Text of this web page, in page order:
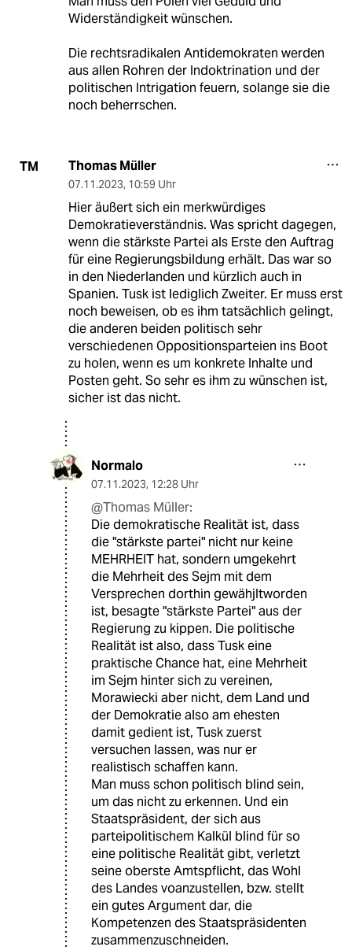
Widerständigkeit wünschen.
Die rechtsradikalen Antidemokraten werden
aus allen Rohren der Indoktrination und der
politischen Intrigation feuern, solange sie die
noch beherrschen.
TM Thomas Müller
07.11.2023, 10:59 Uhr
Hier äußert sich ein merkwürdiges
Demokratieverständnis. Was spricht dagegen,
wenn die stärkste Partei als Erste den Auftrag
für eine Regierungsbildung erhält. Das war so
in den Niederlanden und kürzlich auch in
Spanien. Tusk ist lediglich Zweiter. Er muss erst
noch beweisen, ob es ihm tatsächlich gelingt,
die anderen beiden politisch sehr
verschiedenen Oppositionsparteien ins Boot
zu holen, wenn es um konkrete Inhalte und
Posten geht. So sehr es ihm zu wünschen ist,
sicher ist das nicht.
Normalo
07.11.2023, 12:28 Uhr
@Thomas Müller:
Die demokratische Realität ist, dass
die "stärkste partei" nicht nur keine
MEHRHEIT hat, sondern umgekehrt
die Mehrheit des Sejm mit dem
Versprechen dorthin gewähjltworden
ist, besagte "stärkste Partei" aus der
Regierung zu kippen. Die politische
Realität ist also, dass Tusk eine
praktische Chance hat, eine Mehrheit
im Sejm hinter sich zu vereinen,
Morawiecki aber nicht, dem Land und
der Demokratie also am ehesten
damit gedient ist, Tusk zuerst
versuchen lassen, was nur er
realistisch schaffen kann.
Man muss schon politisch blind sein,
um das nicht zu erkennen. Und ein
Staatspräsident, der sich aus
parteipolitischem Kalkül blind für so
eine politische Realität gibt, verletzt
seine oberste Amtspflicht, das Wohl
des Landes voanzustellen, bzw. stellt
ein gutes Argument dar, die
Kompetenzen des Staatspräsidenten
zusammenzuschneiden.